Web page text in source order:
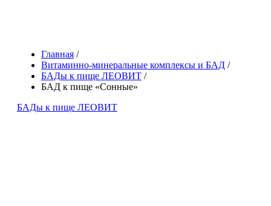
Главная /
Витаминно-минеральные комплексы и БАД /
БАДы к пище ЛЕОВИТ /
БАД к пище «Сонные»
БАДы к пище ЛЕОВИТ